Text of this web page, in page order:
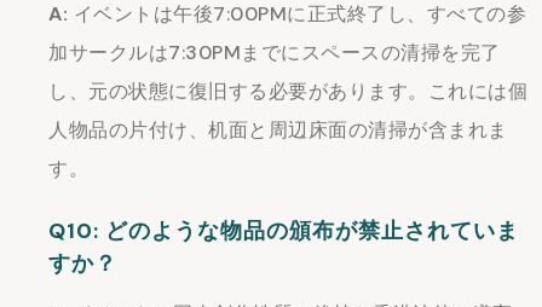
A: イベントは午後7:00PMに正式終了し、すべての参
加サークルは7:30PMまでにスペースの清掃を完了
し、元の状態に復旧する必要があります。これには個
人物品の片付け、机面と周辺床面の清掃が含まれま
す。
Q10: どのような物品の頒布が禁止されていま
すか？